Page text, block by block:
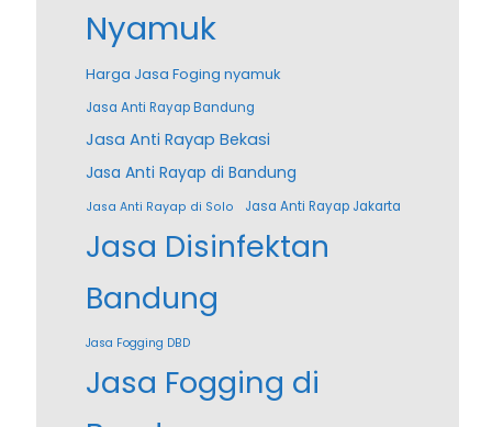
Nyamuk
Harga Jasa Foging nyamuk
Jasa Anti Rayap Bandung
Jasa Anti Rayap Bekasi
Jasa Anti Rayap di Bandung
Jasa Anti Rayap di Solo Jasa Anti Rayap Jakarta
Jasa Disinfektan
Bandung
Jasa Fogging DBD
Jasa Fogging di